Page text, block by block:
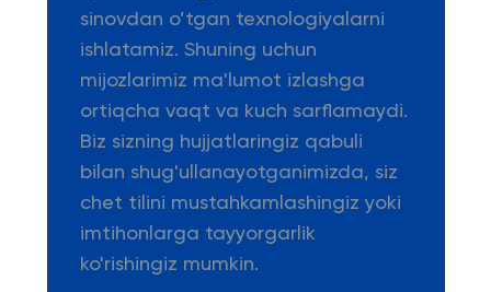
sinovdan o’tgan texnologiyalarni
ishlatamiz. Shuning uchun
mijozlarimiz ma'lumot izlashga
ortiqcha vaqt va kuch sarflamaydi.
Biz sizning hujjatlaringiz qabuli
bilan shug'ullanayotganimizda, siz
chet tilini mustahkamlashingiz yoki
imtihonlarga tayyorgarlik
ko'rishingiz mumkin.